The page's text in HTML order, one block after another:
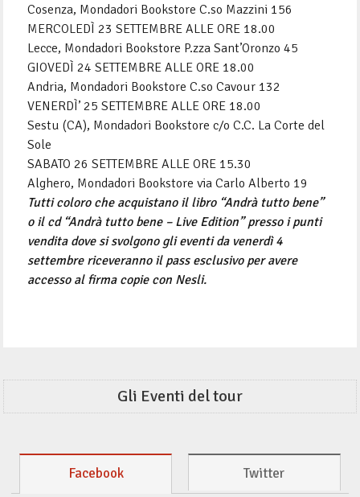
Cosenza, Mondadori Bookstore C.so Mazzini 156
MERCOLEDÌ 23 SETTEMBRE ALLE ORE 18.00
Lecce, Mondadori Bookstore P.zza Sant’Oronzo 45
GIOVEDÌ 24 SETTEMBRE ALLE ORE 18.00
Andria, Mondadori Bookstore C.so Cavour 132
VENERDÌ’ 25 SETTEMBRE ALLE ORE 18.00
Sestu (CA), Mondadori Bookstore c/o C.C. La Corte del
Sole
SABATO 26 SETTEMBRE ALLE ORE 15.30
Alghero, Mondadori Bookstore via Carlo Alberto 19
Tutti coloro che acquistano il libro “Andrà tutto bene”
o il cd “Andrà tutto bene – Live Edition” presso i punti
vendita dove si svolgono gli eventi da venerdì 4
settembre riceveranno il pass esclusivo per avere
accesso al firma copie con Nesli.
Gli Eventi del tour
Facebook Twitter